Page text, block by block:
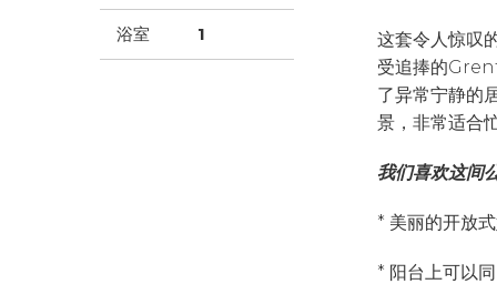
浴室 1
这套令人惊叹
受追捧的
了异常宁静的
景，非常适合
我们喜欢这间
* 美丽的开放
* 阳台上可以